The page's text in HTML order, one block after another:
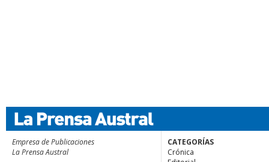
Empresa de Publicaciones
La Prensa Austral
CATEGORÍAS
Crónica